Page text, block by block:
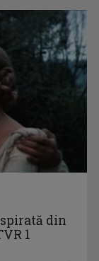
din
1